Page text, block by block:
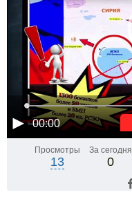
00:00
Просмотры
13
За сегодня
0